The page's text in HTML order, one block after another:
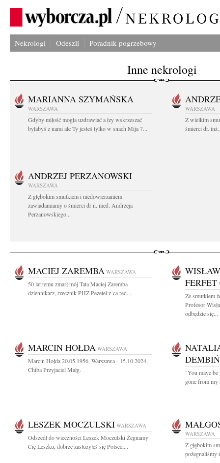
Nekrologi Odeszli Poradnik pogrzebowy
Inne nekrologi
MARIANNA SZYMAŃSKA
WARSZAWA
Gdyby miłość mogła uzdrawiać a łzy wskrzeszać
byłabyś z nami ale Ty jesteś tylko w snach Mija 7...
WARSZAWA
Z wielkim
śmierci dr.
ANDRZEJ PERZANOWSKI
WARSZAWA
Z głębokim smutkiem i niedowierzaniem
zawiadamiamy o śmierci dr n. med. Andrzeja
Perzanowskiego...
MACIEJ ZAREMBA WARSZAWA
50 lat temu zmarł mój Tata Maciej Zaremba
dziennikarz, rzecznik PHZ Pezetel z-ca red....
FERFET
Ze smutkiem
Profesor
odbędzie się...
MARCIN HOŁDA WARSZAWA
Marcin Hołda 20.05.1956, Warszawa - 15.10.2024,
Chiba Przyjaciel Małg.
"You maye
gone from
LESZEK MOCZULSKI WARSZAWA
Odszedł do wieczności Leszek Moczulski Żegnamy
Cię Leszku, dobrze zasłużyłeś się Polsce,...
WARSZAWA
Z głębokim
pożegnaliśmy